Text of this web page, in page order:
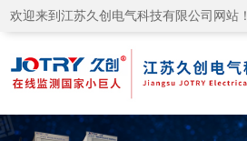
欢迎来到江苏久创电气科技有限公司网站！